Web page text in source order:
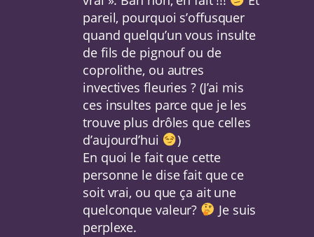
pareil, pourquoi s’offusquer
quand quelqu’un vous insulte
de fils de pignouf ou de
coprolithe, ou autres
invectives fleuries ? (J’ai mis
ces insultes parce que je les
trouve plus drôles que celles
d’aujourd’hui
)
En quoi le fait que cette
personne le dise fait que ce
soit vrai, ou que ça ait une
quelconque valeur?
Je suis
perplexe.